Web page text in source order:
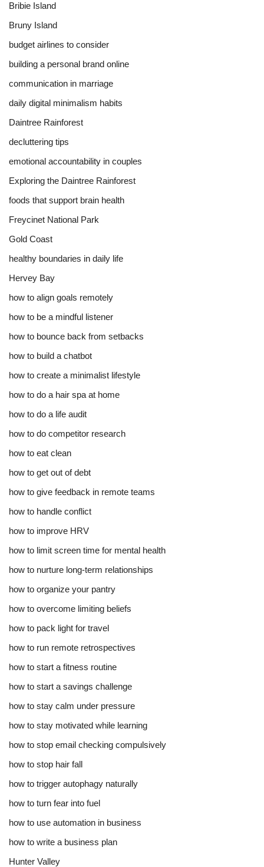
Bribie Island
Bruny Island
budget airlines to consider
building a personal brand online
communication in marriage
daily digital minimalism habits
Daintree Rainforest
decluttering tips
emotional accountability in couples
Exploring the Daintree Rainforest
foods that support brain health
Freycinet National Park
Gold Coast
healthy boundaries in daily life
Hervey Bay
how to align goals remotely
how to be a mindful listener
how to bounce back from setbacks
how to build a chatbot
how to create a minimalist lifestyle
how to do a hair spa at home
how to do a life audit
how to do competitor research
how to eat clean
how to get out of debt
how to give feedback in remote teams
how to handle conflict
how to improve HRV
how to limit screen time for mental health
how to nurture long-term relationships
how to organize your pantry
how to overcome limiting beliefs
how to pack light for travel
how to run remote retrospectives
how to start a fitness routine
how to start a savings challenge
how to stay calm under pressure
how to stay motivated while learning
how to stop email checking compulsively
how to stop hair fall
how to trigger autophagy naturally
how to turn fear into fuel
how to use automation in business
how to write a business plan
Hunter Valley